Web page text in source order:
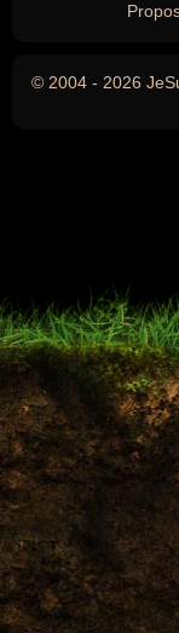
© 2004 - 2026